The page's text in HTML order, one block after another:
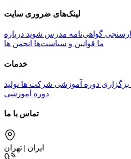
لینک‌های ضروری سایت
گواهی‌نامه مدرس شوید درباره
ما قوانین و سیاست‌ها انجمن ها
خدمات
برگزاری دوره آموزشی شرکت ها تولید
دوره آموزشی
تماس با ما
ایران | تهران